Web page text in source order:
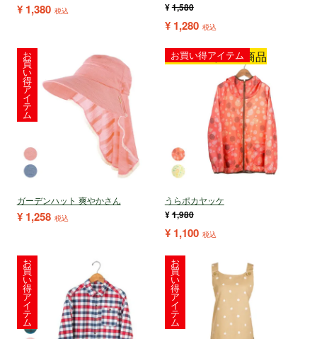
¥ 1,380 税込 ¥1,580
¥ 1,280 税込
お
買
い
得
ア
イ
テ
ム
ガーデンハット 爽やかさん
¥ 1,258 税込
お買い得アイテム
ヤッケ祭り対象商品
うらポカヤッケ
¥1,980
¥ 1,100 税込
お
買
い
得
ア
イ
テ
ム
お
買
い
得
ア
イ
テ
ム